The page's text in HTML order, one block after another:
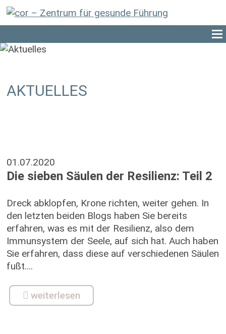
AKTUELLES
01.07.2020
Die sieben Säulen der Resilienz: Teil 2
Dreck abklopfen, Krone richten, weiter gehen. In
den letzten beiden Blogs haben Sie bereits
erfahren, was es mit der Resilienz, also dem
Immunsystem der Seele, auf sich hat. Auch haben
Sie erfahren, dass diese auf verschiedenen Säulen
fußt....
weiterlesen